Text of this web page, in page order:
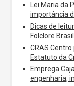
Lei Maria da
importância
Dicas de
Folclore
CRAS
Estatuto da
Emprega
engenharia,